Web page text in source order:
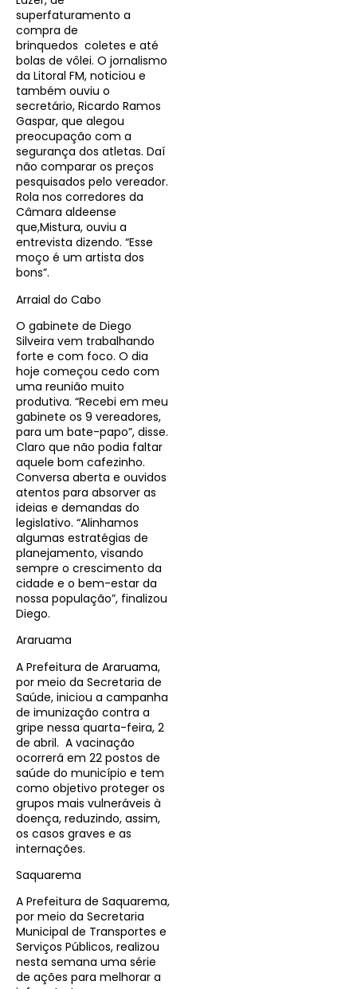
superfaturamento a
compra de
brinquedos coletes e até
bolas de vôlei. O jornalismo
da Litoral FM, noticiou e
também ouviu o
secretário, Ricardo Ramos
Gaspar, que alegou
preocupação com a
segurança dos atletas. Daí
não comparar os preços
pesquisados pelo vereador.
Rola nos corredores da
Câmara aldeense
que,Mistura, ouviu a
entrevista dizendo. “Esse
moço é um artista dos
bons”.
Arraial do Cabo
O gabinete de Diego
Silveira vem trabalhando
forte e com foco. O dia
hoje começou cedo com
uma reunião muito
produtiva. “Recebi em meu
gabinete os 9 vereadores,
para um bate-papo”, disse.
Claro que não podia faltar
aquele bom cafezinho.
Conversa aberta e ouvidos
atentos para absorver as
ideias e demandas do
legislativo. “Alinhamos
algumas estratégias de
planejamento, visando
sempre o crescimento da
cidade e o bem-estar da
nossa população”, finalizou
Diego.
Araruama
A Prefeitura de Araruama,
por meio da Secretaria de
Saúde, iniciou a campanha
de imunização contra a
gripe nessa quarta-feira, 2
de abril. A vacinação
ocorrerá em 22 postos de
saúde do município e tem
como objetivo proteger os
grupos mais vulneráveis à
doença, reduzindo, assim,
os casos graves e as
internações.
Saquarema
A Prefeitura de Saquarema,
por meio da Secretaria
Municipal de Transportes e
Serviços Públicos, realizou
nesta semana uma série
de ações para melhorar a